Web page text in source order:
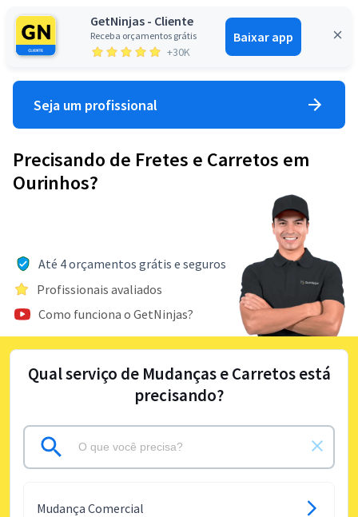
GetNinjas - Cliente
Receba orçamentos grátis
+30K
Baixar app
Entrar
Seja um profissional
Precisando de Fretes e Carretos em
Ourinhos?
Até 4 orçamentos grátis e seguros
Profissionais avaliados
Como funciona o GetNinjas?
Qual serviço de Mudanças e Carretos está
precisando?
Mudança Comercial